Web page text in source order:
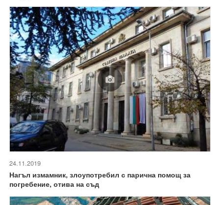
24.11.2019
Нагъл измамник, злоупотребил с парична помощ за
погребение, отива на съд